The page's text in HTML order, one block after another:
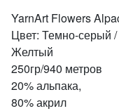
YarnArt Flowers
Цвет: Темно-серый
Желтый
250гр/940 метров
20% альпака,
80% акрил